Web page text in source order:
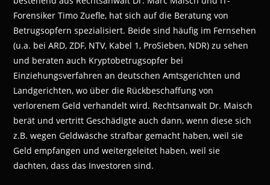
Forensiker Timo Zuefle, hat sich auf die Beratung von
Betrugsopfern spezialisiert. Beide sind häufig im Fernsehen
(u.a. bei ARD, ZDF, NTV, Kabel 1, ProSieben, NDR) zu sehen
und beraten auch Kryptobetrugsopfer bei
Einziehungsverfahren an deutschen Amtsgerichten und
Landgerichten, wo über die Rückbeschaffung von
verlorenem Geld verhandelt wird. Rechtsanwalt Dr. Maisch
berät und vertritt Geschädigte auch dann, wenn diese sich
z.B. wegen Geldwäsche strafbar gemacht haben, weil sie
Geld empfangen und weitergeleitet haben, weil sie
dachten, dass das Investoren sind.